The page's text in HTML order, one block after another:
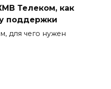
Телеком, как
поддержки
для чего нужен